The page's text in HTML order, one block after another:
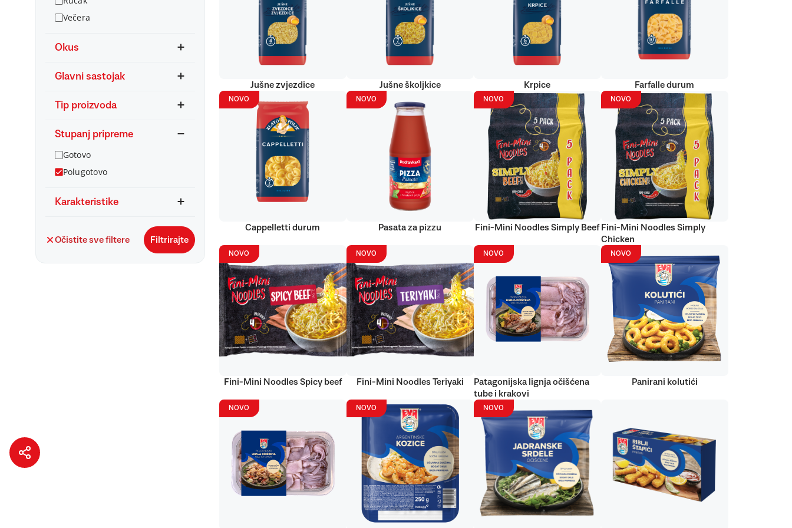
Večera
Okus
Glavni sastojak
Tip proizvoda
Stupanj pripreme
Gotovo
Polugotovo
Karakteristike
Očistite sve filtere Filtrirajte
Jušne zvjezdice Jušne školjkice Krpice Farfalle durum
NOVO
Cappelletti durum
NOVO
Pasata za pizzu
NOVO
Fini-Mini Noodles Simply Beef
NOVO
Fini-Mini Noodles Simply
Chicken
NOVO
Fini-Mini Noodles Spicy beef
NOVO
Fini-Mini Noodles Teriyaki
NOVO
Patagonijska lignja očišćena
tube i krakovi
NOVO
Panirani kolutići
NOVO NOVO NOVO